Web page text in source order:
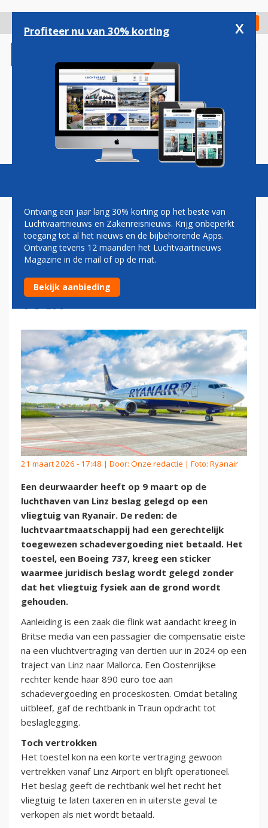
gaan
Check in
Magazine Podcasts Vacatures
BESLAGLEGGING OP RYANAIR-
TOESTEL OM OPENSTAANDE
CLAIM: TOESTEL VERTREKT
TOCH
21 maart 2026 - 17:48 | Door: Onze redactie | Foto: Ryanair
Een deurwaarder heeft op 9 maart op de
luchthaven van Linz beslag gelegd op een
vliegtuig van Ryanair. De reden: de
luchtvaartmaatschappij had een gerechtelijk
toegewezen schadevergoeding niet betaald. Het
toestel, een Boeing 737, kreeg een sticker
waarmee juridisch beslag wordt gelegd zonder
dat het vliegtuig fysiek aan de grond wordt
gehouden.
Aanleiding is een zaak die flink wat aandacht kreeg in
Britse media van een passagier die compensatie eiste
na een vluchtvertraging van dertien uur in 2024 op een
traject van Linz naar Mallorca. Een Oostenrijkse
rechter kende haar 890 euro toe aan
schadevergoeding en proceskosten. Omdat betaling
uitbleef, gaf de rechtbank in Traun opdracht tot
beslaglegging.
Toch vertrokken
Het toestel kon na een korte vertraging gewoon
vertrekken vanaf Linz Airport en blijft operationeel.
Het beslag geeft de rechtbank wel het recht het
vliegtuig te laten taxeren en in uiterste geval te
verkopen als niet wordt betaald.
Profiteer nu van 30% korting x
Ontvang een jaar lang 30% korting op het beste van
Luchtvaartnieuws en Zakenreisnieuws. Krijg onbeperkt
toegang tot al het nieuws en de bijbehorende Apps.
Ontvang tevens 12 maanden het Luchtvaartnieuws
Magazine in de mail of op de mat.
Bekijk aanbieding